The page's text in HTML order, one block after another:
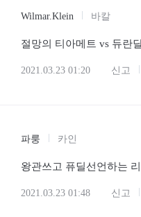
Wilmar.Klein 바칼
절망의 티아메트 vs 듀란
2021.03.23 01:20 신고
파룽 카인
왕관쓰고 퓨딜선언하는
2021.03.23 01:48 신고